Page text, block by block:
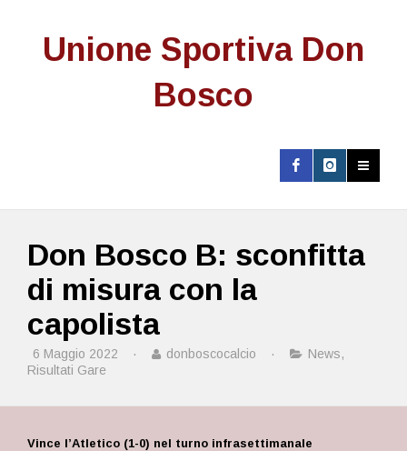
Unione Sportiva Don
Bosco
Don Bosco B: sconfitta
di misura con la
capolista
6 Maggio 2022 · donboscocalcio · News,
Risultati Gare
Vince l’Atletico (1-0) nel turno infrasettimanale